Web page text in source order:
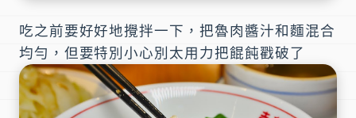
吃之前要好好地攪拌一下，把魯肉醬汁和麵混合
均勻，但要特別小心別太用力把餛飩戳破了